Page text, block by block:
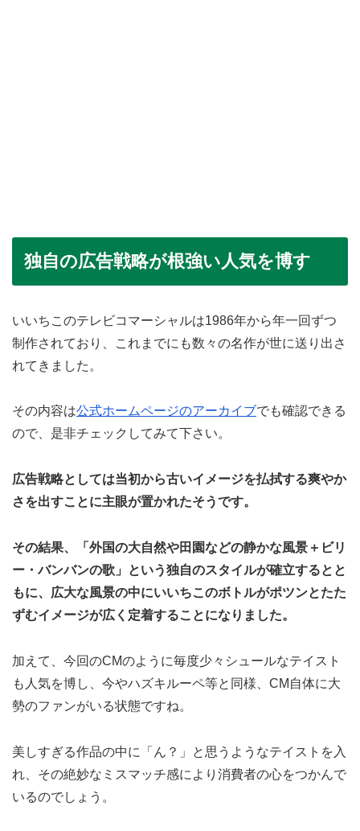
独自の広告戦略が根強い人気を博す
いいちこのテレビコマーシャルは1986年から年一回ずつ
制作されており、これまでにも数々の名作が世に送り出さ
れてきました。
その内容は公式ホームページのアーカイブでも確認できる
ので、是非チェックしてみて下さい。
広告戦略としては当初から古いイメージを払拭する爽やか
さを出すことに主眼が置かれたそうです。
その結果、「外国の大自然や田園などの静かな風景＋ビリ
ー・バンバンの歌」という独自のスタイルが確立するとと
もに、広大な風景の中にいいちこのボトルがポツンとたた
ずむイメージが広く定着することになりました。
加えて、今回のCMのように毎度少々シュールなテイスト
も人気を博し、今やハズキルーペ等と同様、CM自体に大
勢のファンがいる状態ですね。
美しすぎる作品の中に「ん？」と思うようなテイストを入
れ、その絶妙なミスマッチ感により消費者の心をつかんで
いるのでしょう。